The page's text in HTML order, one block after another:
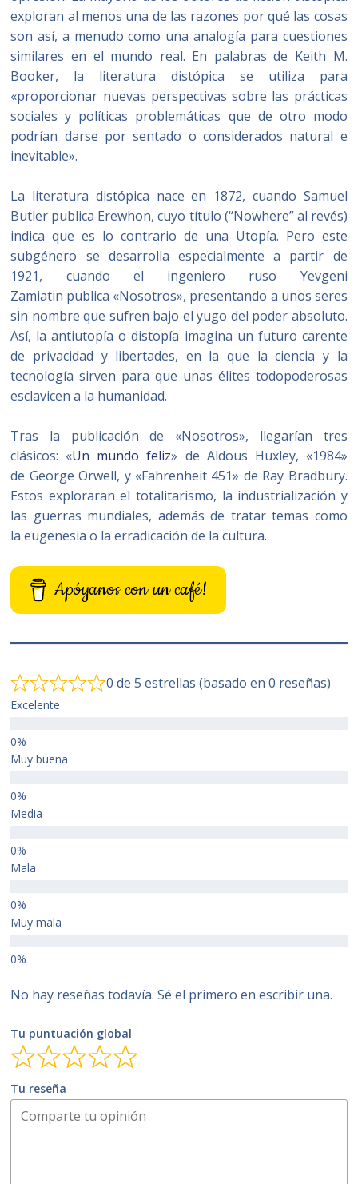
exploran al menos una de las razones por qué las cosas
son así, a menudo como una analogía para cuestiones
similares en el mundo real. En palabras de Keith M.
Booker, la literatura distópica se utiliza para
«proporcionar nuevas perspectivas sobre las prácticas
sociales y políticas problemáticas que de otro modo
podrían darse por sentado o considerados natural e
inevitable».
La literatura distópica nace en 1872, cuando Samuel
Butler publica Erewhon, cuyo título (“Nowhere” al revés)
indica que es lo contrario de una Utopía. Pero este
subgénero se desarrolla especialmente a partir de
1921, cuando el ingeniero ruso Yevgeni
Zamiatin publica «Nosotros», presentando a unos seres
sin nombre que sufren bajo el yugo del poder absoluto.
Así, la antiutopía o distopía imagina un futuro carente
de privacidad y libertades, en la que la ciencia y la
tecnología sirven para que unas élites todopoderosas
esclavicen a la humanidad.​
Tras la publicación de «Nosotros», llegarían tres
clásicos: «Un mundo feliz» de Aldous Huxley, «1984»
de George Orwell, y «Fahrenheit 451» de Ray Bradbury.
Estos exploraran el totalitarismo, la industrialización y
las guerras mundiales, además de tratar temas como
la eugenesia o la erradicación de la cultura.
Apóyanos con un café!
0 de 5 estrellas (basado en 0 reseñas)
Excelente
Muy buena
Media
Mala
Muy mala
No hay reseñas todavía. Sé el primero en escribir una.
Tu puntuación global
Tu reseña